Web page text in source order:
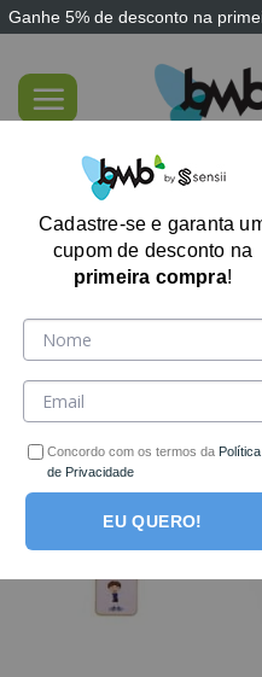
Ganhe 5% de desconto na
content
Pictograma Uso
Cadastre-se e garanta
cupom de desconto na
primeira compra!
Concordo com os termos da Política
de Privacidade
EU QUERO!